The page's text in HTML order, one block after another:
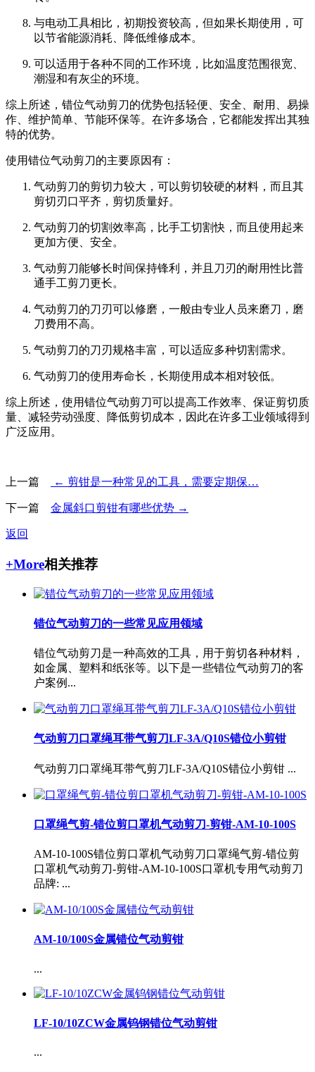
与电动工具相比，初期投资较高，但如果长期使用，可
以节省能源消耗、降低维修成本。
可以适用于各种不同的工作环境，比如温度范围很宽、
潮湿和有灰尘的环境。
综上所述，错位气动剪刀的优势包括轻便、安全、耐用、易操
作、维护简单、节能环保等。在许多场合，它都能发挥出其独
特的优势。
使用错位气动剪刀的主要原因有：
气动剪刀的剪切力较大，可以剪切较硬的材料，而且其
剪切刃口平齐，剪切质量好。
气动剪刀的切割效率高，比手工切割快，而且使用起来
更加方便、安全。
气动剪刀能够长时间保持锋利，并且刀刃的耐用性比普
通手工剪刀更长。
气动剪刀的刀刃可以修磨，一般由专业人员来磨刀，磨
刀费用不高。
气动剪刀的刀刃规格丰富，可以适应多种切割需求。
气动剪刀的使用寿命长，长期使用成本相对较低。
综上所述，使用错位气动剪刀可以提高工作效率、保证剪切质
量、减轻劳动强度、降低剪切成本，因此在许多工业领域得到
广泛应用。
上一篇 ← 剪钳是一种常见的工具，需要定期保…
下一篇 金属斜口剪钳有哪些优势 →
返回
+More相关推荐
错位气动剪刀的一些常见应用领域
错位气动剪刀是一种高效的工具，用于剪切各种材料，
如金属、塑料和纸张等。以下是一些错位气动剪刀的客
户案例...
气动剪刀口罩绳耳带气剪刀LF-3A/Q10S错位小剪钳
气动剪刀口罩绳耳带气剪刀LF-3A/Q10S错位小剪钳 ...
口罩绳气剪-错位剪口罩机气动剪刀-剪钳-AM-10-100S
AM-10-100S错位剪口罩机气动剪刀口罩绳气剪-错位剪
口罩机气动剪刀-剪钳-AM-10-100S口罩机专用气动剪刀
品牌: ...
AM-10/100S金属错位气动剪钳
...
LF-10/10ZCW金属钨钢错位气动剪钳
...